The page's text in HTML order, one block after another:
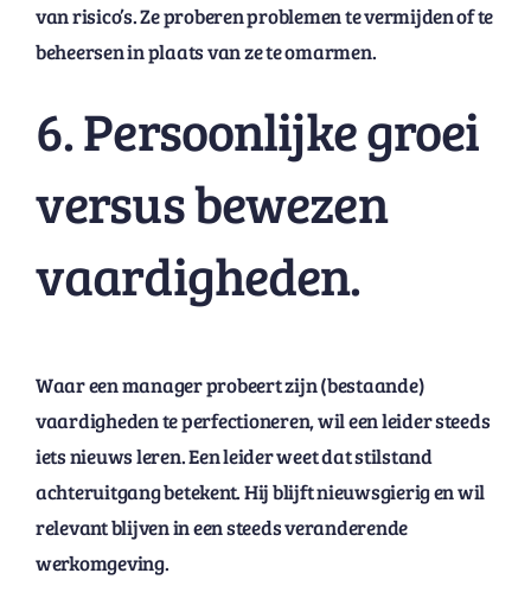
van risico’s. Ze proberen problemen te vermijden of te
beheersen in plaats van ze te omarmen.
6. Persoonlijke groei
versus bewezen
vaardigheden.
Waar een manager probeert zijn (bestaande)
vaardigheden te perfectioneren, wil een leider steeds
iets nieuws leren. Een leider weet dat stilstand
achteruitgang betekent. Hij blijft nieuwsgierig en wil
relevant blijven in een steeds veranderende
werkomgeving.